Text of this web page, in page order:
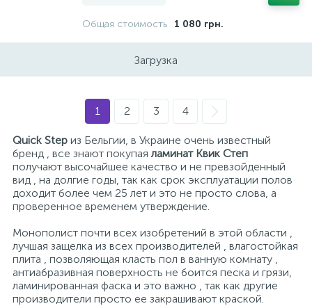
Общая стоимость 1 080 грн.
Загрузка
1 2 3 4
Quick Step из Бельгии, в Украине очень известный
бренд , все знают покупая ламинат Квик Степ
получают высочайшее качество и не превзойденный
вид , на долгие годы, так как срок эксплуатации полов
доходит более чем 25 лет и это не просто слова, а
проверенное временем утверждение.
Монополист почти всех изобретений в этой области ,
лучшая защелка из всех производителей , влагостойкая
плита , позволяющая класть пол в ванную комнату ,
антиабразивная поверхность не боится песка и грязи,
ламинированная фаска и это важно , так как другие
производители просто ее закрашивают краской.